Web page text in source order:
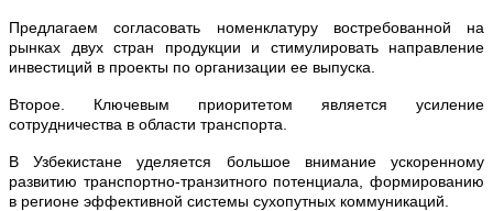
Предлагаем согласовать номенклатуру востребованной на
рынках двух стран продукции и стимулировать направление
инвестиций в проекты по организации ее выпуска.
Второе. Ключевым приоритетом является усиление
сотрудничества в области транспорта.
В Узбекистане уделяется большое внимание ускоренному
развитию транспортно-транзитного потенциала, формированию
в регионе эффективной системы сухопутных коммуникаций.